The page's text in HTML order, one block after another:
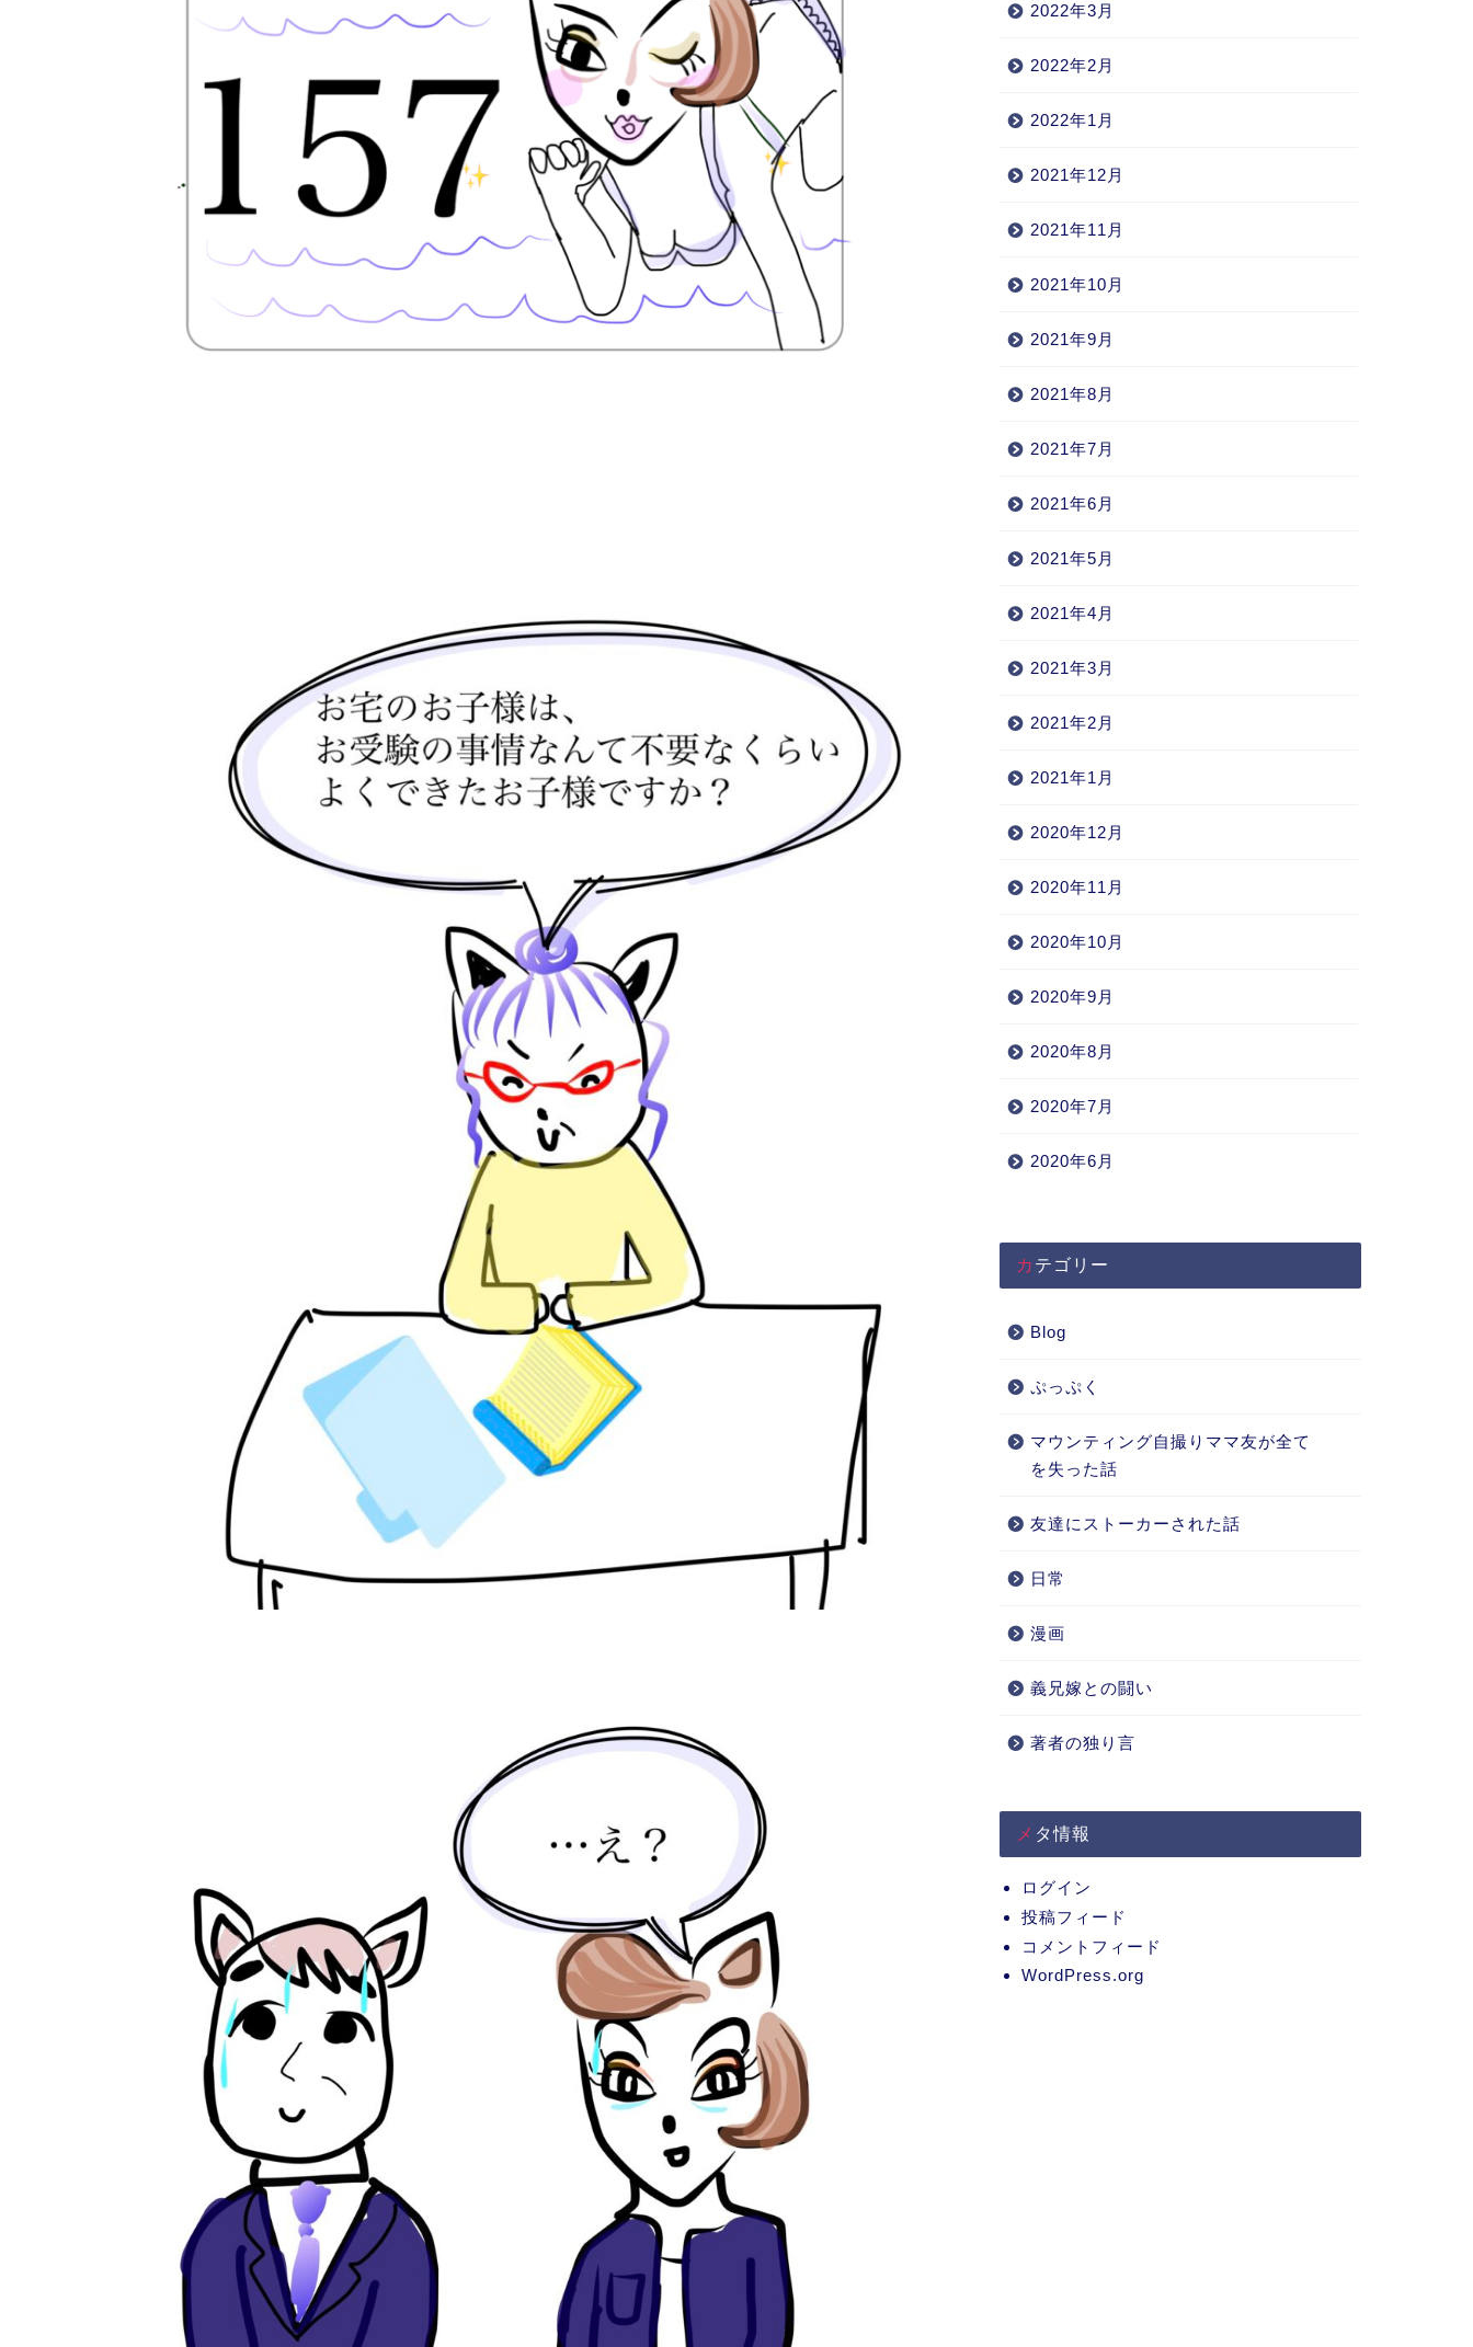
2022年3月
2022年2月
2022年1月
2021年12月
2021年11月
2021年10月
2021年9月
2021年8月
2021年7月
2021年6月
2021年5月
2021年4月
2021年3月
2021年2月
2021年1月
2020年12月
2020年11月
2020年10月
2020年9月
2020年8月
2020年7月
2020年6月
カテゴリー
Blog
ぷっぷく
マウンティング自撮りママ友が全て
を失った話
友達にストーカーされた話
日常
漫画
義兄嫁との闘い
著者の独り言
メタ情報
ログイン
投稿フィード
コメントフィード
WordPress.org